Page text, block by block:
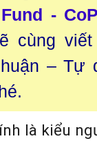
-
cùng
– Tự
là kiểu